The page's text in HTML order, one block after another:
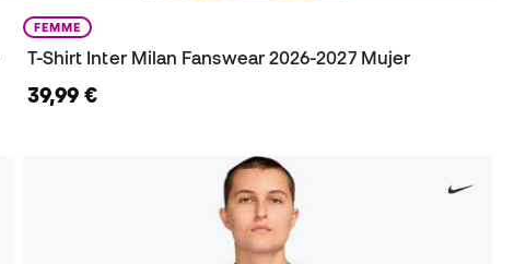
FEMME
T-Shirt Inter Milan Fanswear 2026-2027 Mujer
39,99 €